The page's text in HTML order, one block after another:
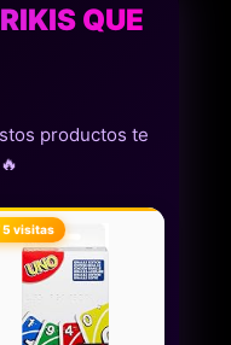
QUE
productos te
5 visitas